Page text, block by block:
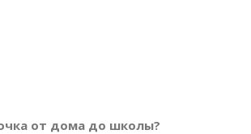
от дома до школы?